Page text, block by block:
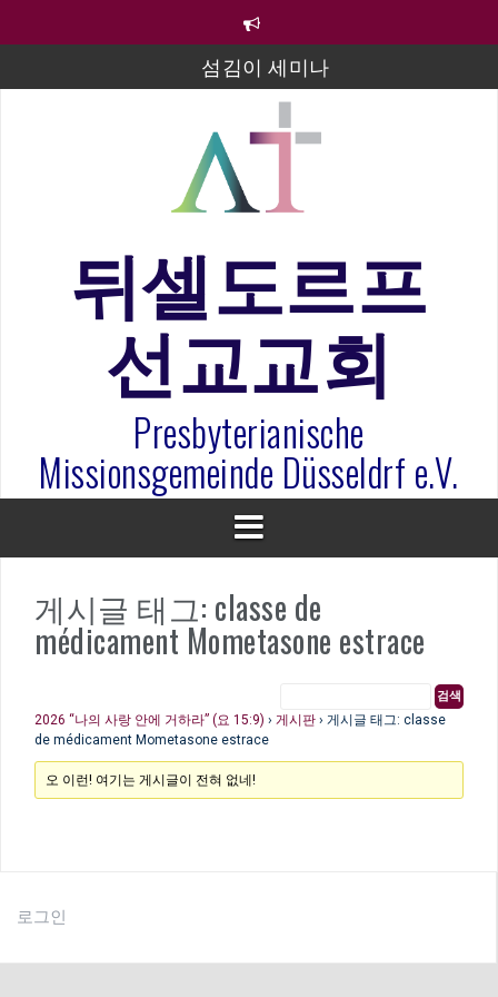
섬김이 세미나
김태희 자매 졸업연주
2023년 어린이 주일 유초등부 발표
라합3 나라 봉헌송
은퇴사-우선화 권사
20260322 주안에 가만히 머물기(요한복음 15:1-17) 손
훈목사
뒤셀도르프
선교교회
Presbyterianische
Missionsgemeinde Düsseldrf e.V.
게시글 태그: classe de
médicament Mometasone estrace
2026 “나의 사랑 안에 거하라” (요 15:9) › 게시판 › 게시글 태그: classe
de médicament Mometasone estrace
오 이런! 여기는 게시글이 전혀 없네!
로그인